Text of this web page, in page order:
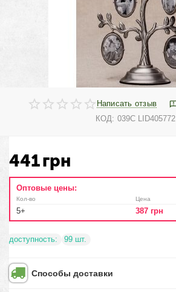
Написать отзыв
КОД: 039C LID405772
441грн
Оптовые цены:
Кол-во
5+
Цена
387 грн
доступность: 99 шт.
Способы доставки